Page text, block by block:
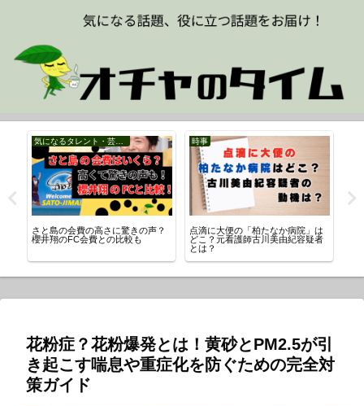
気になるタレント・芸能人
さと島の会費の高さに驚きの声？
櫻井翔のFC会費との比較も
時事
点滴に大便の「柏たなか病院」は
どこ？元看護師古川美由紀容疑者
とは？
花粉症？花粉爆発とは！黄砂とPM2.5が引
き起こす喘息や重症化を防ぐための完全対
策ガイド